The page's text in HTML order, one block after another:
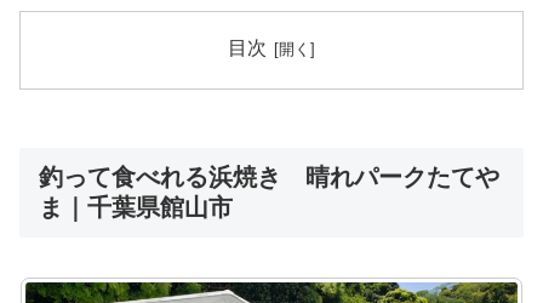
目次
釣って食べれる浜焼き 晴れパークたてや
ま｜千葉県館山市